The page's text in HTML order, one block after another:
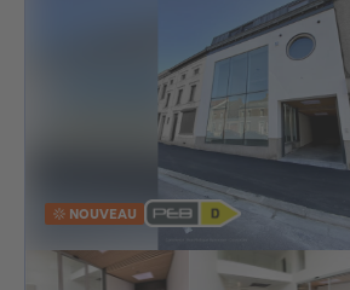
NOUVEAU